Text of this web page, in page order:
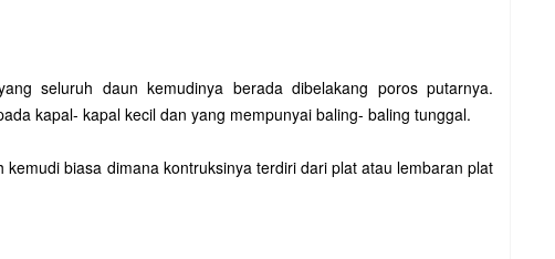
seluruh daun kemudinya berada dibelakang poros putarnya.
kapal- kapal kecil dan yang mempunyai baling- baling tunggal.
kemudi biasa dimana kontruksinya terdiri dari plat atau lembaran plat